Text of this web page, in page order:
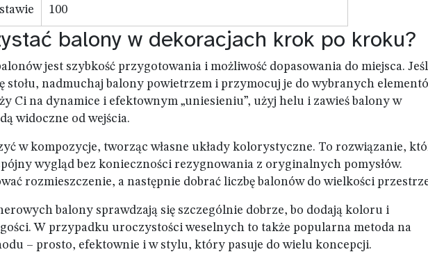
100
balony w dekoracjach krok po kroku?
jest szybkość przygotowania i możliwość dopasowania do miejsca.
stołu, nadmuchaj balony powietrzem i przymocuj je do wybranych
Ci na dynamice i efektownym „uniesieniu”, użyj helu i zawieś balony w
widoczne od wejścia.
w kompozycje, tworząc własne układy kolorystyczne. To rozwiązanie,
wygląd bez konieczności rezygnowania z oryginalnych pomysłów.
rozmieszczenie, a następnie dobrać liczbę balonów do wielkości
balony sprawdzają się szczególnie dobrze, bo dodają koloru i
W przypadku uroczystości weselnych to także popularna metoda na
– prosto, efektownie i w stylu, który pasuje do wielu koncepcji.